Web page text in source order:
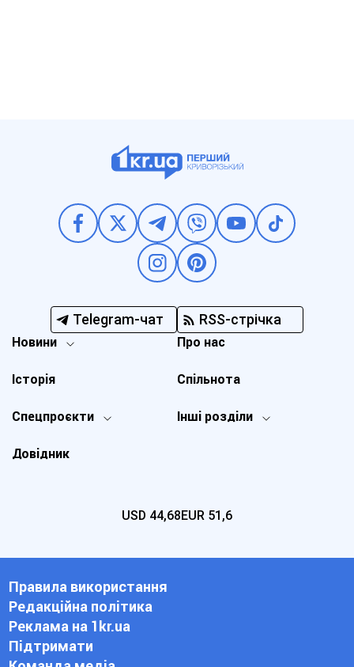
Telegram-чат RSS-стрічка
Новини
Спецпроєкти Інші розділи
Історія
Про нас
Довідник
Спільнота
USD 44,68EUR 51,6
Правила використання
Редакційна політика
Реклама на 1kr.ua
Підтримати